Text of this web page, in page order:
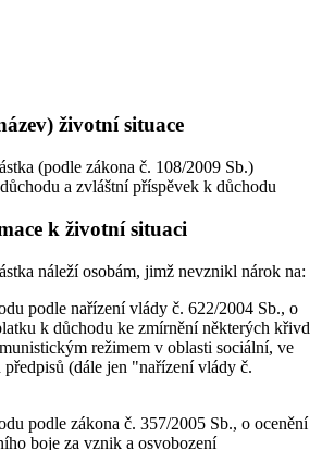
životní situace
(podle zákona č. 108/2009 Sb.)
a zvláštní příspěvek k důchodu
k životní situaci
náleží osobám, jimž nevznikl nárok na:
podle nařízení vlády č. 622/2004 Sb., o
k důchodu ke zmírnění některých křivd
režimem v oblasti sociální, ve
předpisů (dále jen "nařízení vlády č.
podle zákona č. 357/2005 Sb., o ocenění
boje za vznik a osvobození